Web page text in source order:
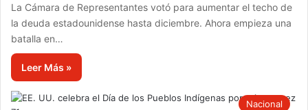
La Cámara de Representantes votó para aumentar el techo de
la deuda estadounidense hasta diciembre. Ahora empieza una
batalla en…
Leer Más »
Nacional